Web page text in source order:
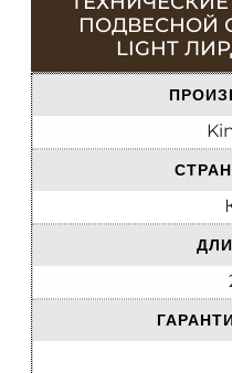
ПОДВЕСНОЙ
LIGHT